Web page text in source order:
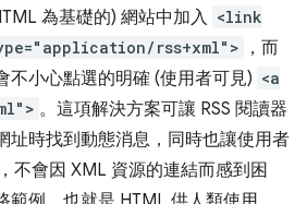
為基礎的) 網站中加入 <link
rss+xml">
，而
不小心點選的明確 (使用者可見) <a
。這項解決方案可讓 RSS 閱讀器
址時找到動態消息，同時也讓使用者
不會因 XML 資源的連結而感到困